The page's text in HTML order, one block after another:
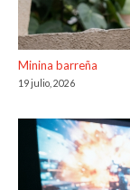
Minina barreña
19 julio, 2026